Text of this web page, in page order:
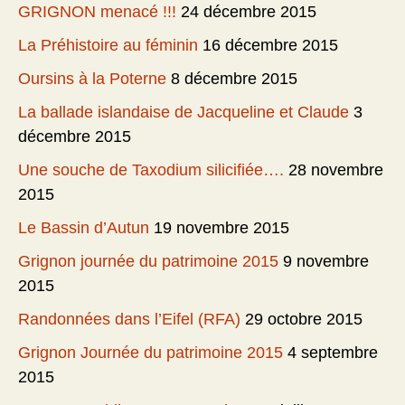
GRIGNON menacé !!! 24 décembre 2015
La Préhistoire au féminin 16 décembre 2015
Oursins à la Poterne 8 décembre 2015
La ballade islandaise de Jacqueline et Claude 3
décembre 2015
Une souche de Taxodium silicifiée…. 28 novembre
2015
Le Bassin d’Autun 19 novembre 2015
Grignon journée du patrimoine 2015 9 novembre
2015
Randonnées dans l’Eifel (RFA) 29 octobre 2015
Grignon Journée du patrimoine 2015 4 septembre
2015